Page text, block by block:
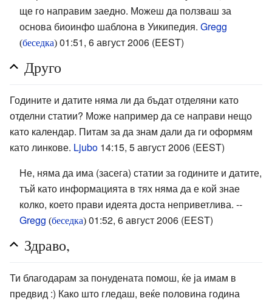
ще го направим заедно. Можеш да ползваш за
основа биоинфо шаблона в Уикипедия. Gregg
(беседка) 01:51, 6 август 2006 (EEST)
Друго
Годините и датите няма ли да бъдат отделяни като
отделни статии? Може например да се направи нещо
като календар. Питам за да знам дали да ги оформям
като линкове. Ljubo 14:15, 5 август 2006 (EEST)
Не, няма да има (засега) статии за годините и датите,
тъй като информацията в тях няма да е кой знае
колко, което прави идеята доста неприветлива. --
Gregg (беседка) 01:52, 6 август 2006 (EEST)
Здраво,
Ти благодарам за понудената помош, ќе ја имам в
предвид :) Како што гледаш, веќе половина година